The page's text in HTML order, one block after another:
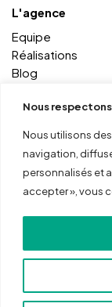
Nous
Nous utilisons
navigation,
personnalisés et
accepter », vous
L'agence
Equipe
Réalisations
Blog
Coworking
Formations